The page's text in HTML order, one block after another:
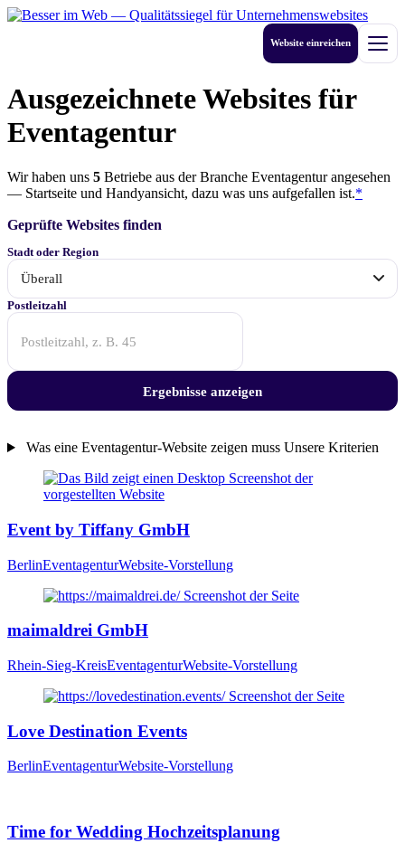
Zum
Website einreichen Menü
Ausgezeichnete Websites für
Eventagentur
Wir haben uns 5 Betriebe aus der Branche Eventagentur angesehen
— Startseite und Handyansicht, dazu was uns aufgefallen ist.*
Geprüfte Websites finden
Stadt oder Region
Postleitzahl
Anfang
der
Postleitzahl
—
steht
ganzen
Westen,
Kölner
Ergebnisse anzeigen
Was eine Eventagentur-Website zeigen muss Unsere Kriterien
geprüften
aus
der
Branche
Event by Tiffany GmbH
BerlinEventagenturWebsite-Vorstellung
maimaldrei GmbH
Rhein-Sieg-KreisEventagenturWebsite-Vorstellung
Love Destination Events
BerlinEventagenturWebsite-Vorstellung
Time for Wedding Hochzeitsplanung